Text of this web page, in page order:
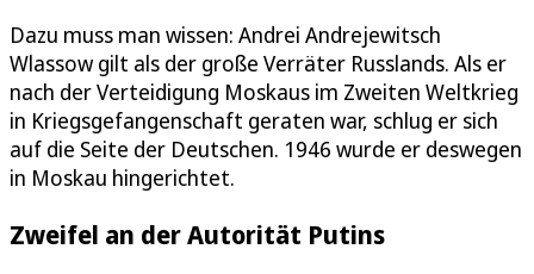
Dazu muss man wissen: Andrei Andrejewitsch
Wlassow gilt als der große Verräter Russlands. Als er
nach der Verteidigung Moskaus im Zweiten Weltkrieg
in Kriegsgefangenschaft geraten war, schlug er sich
auf die Seite der Deutschen. 1946 wurde er deswegen
in Moskau hingerichtet.
Zweifel an der Autorität Putins